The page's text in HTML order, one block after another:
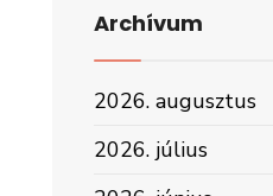
Archívum
2026. augusztus
2026. július